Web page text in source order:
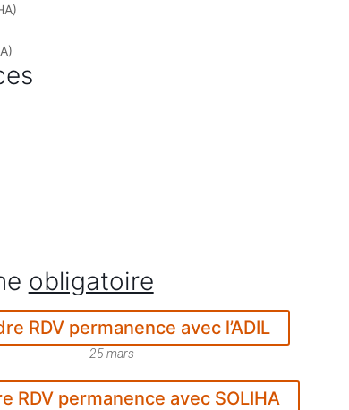
obligatoire
RDV permanence avec l’ADIL
25 mars
RDV permanence avec SOLIHA